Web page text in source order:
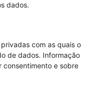
dados.
com as quais o
de dados. Informação
consentimento e sobre